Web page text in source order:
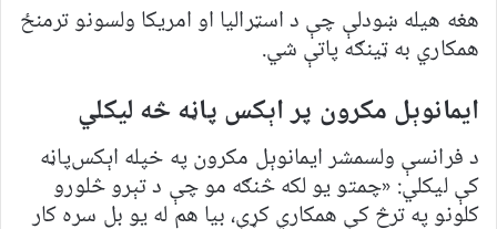
هغه هیله ښودلې چې د اسټرالیا او امريکا ولسونو ترمنځ
همکاري به ټينګه پاتې شي.
ایمانوېل مکرون پر اېکس پاڼه څه لیکلي
د فرانسې ولسمشر ایمانوېل مکرون په خپله اېکس‌پاڼه
کې لیکلي: «چمتو یو لکه څنګه مو چې د تېرو څلورو
کلونو په ترڅ کې همکاري کړې، بیا هم له یو بل سره کار